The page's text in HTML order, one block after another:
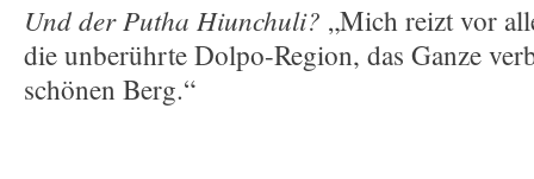
Und der Putha Hiunchuli? „Mich reizt vor
die unberührte Dolpo-Region, das Ganze
schönen Berg.“